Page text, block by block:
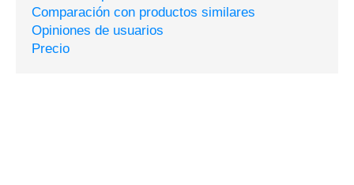
Comparación con productos similares
Opiniones de usuarios
Precio